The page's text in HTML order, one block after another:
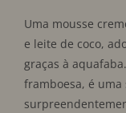
Uma mousse
e leite de coco,
graças à
framboesa, é uma